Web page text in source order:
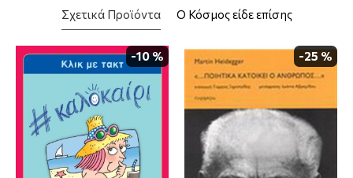
παραμονές Χριστουγέννων, εκεί κάπου στα
Σκηνές από έναν γάμο σ' ένα μυθιστόρημα γύρω
από τις εύθραυστες ισορροπίες των
ενδοοικογενειακών σχέσεων, τα ρευστά όρια
της ηθικής και το σκοτεινό βλέμμα της σαγήνης.
Όταν ο μονόλογος ξεφεύγει από την φιλήσυχη
εξομολόγηση για να οδηγήσει τον αναγνώστη
Σχετικά Προϊόντα Ο Κόσμος είδε επίσης
-10 % -25 %